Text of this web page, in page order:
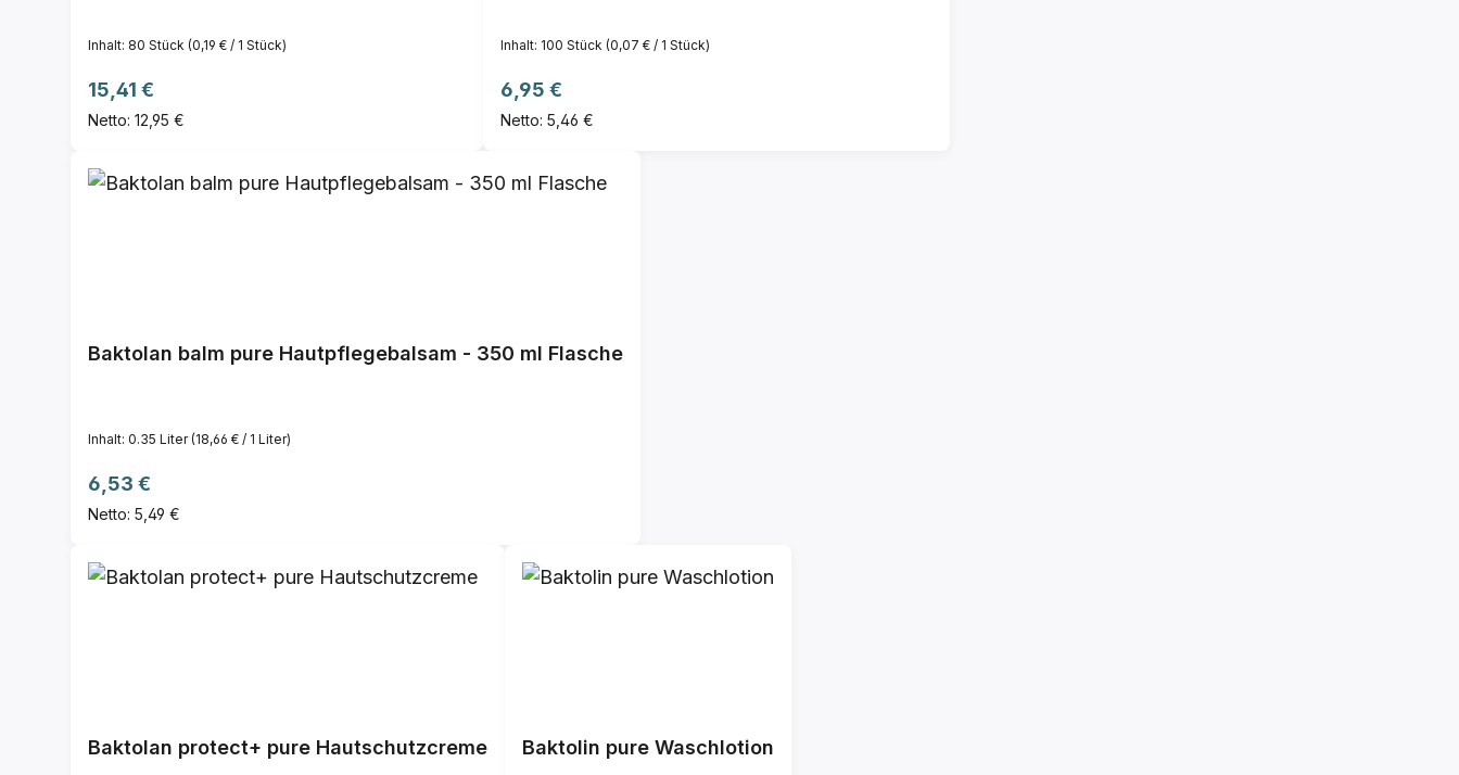
Inhalt: 80 Stück (0,19 € / 1 Stück)
Regulärer Preis:
15,41 €
Netto: 12,95 €
Inhalt: 100 Stück (0,07 € / 1 Stück)
Regulärer Preis:
6,95 €
Netto: 5,46 €
Baktolan balm pure Hautpflegebalsam - 350 ml Flasche
Inhalt: 0.35 Liter(18,66 € / 1 Liter)
Regulärer Preis:
6,53 €
Netto: 5,49 €
Baktolan protect+ pure Hautschutzcreme Baktolin pure Waschlotion